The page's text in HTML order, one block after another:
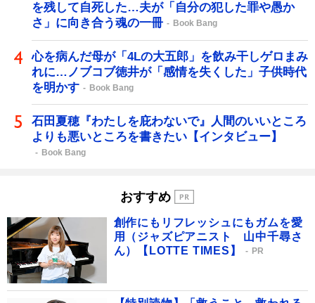
を残して自死した…夫が「自分の犯した罪や愚か
さ」に向き合う魂の一冊
Book Bang
心を病んだ母が「4Lの大五郎」を飲み干しゲロまみ
れに…ノブコブ徳井が「感情を失くした」子供時代
を明かす
Book Bang
石田夏穂『わたしを庇わないで』人間のいいところ
よりも悪いところを書きたい【インタビュー】
Book Bang
おすすめ
創作にもリフレッシュにもガムを愛
用（ジャズピアニスト 山中千尋さ
ん）【LOTTE TIMES】
PR